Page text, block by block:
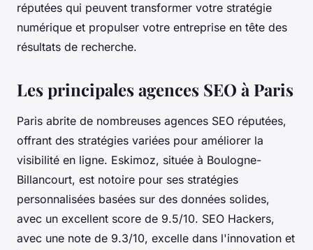
réputées qui peuvent transformer votre stratégie
numérique et propulser votre entreprise en tête des
résultats de recherche.
Les principales agences SEO à Paris
Paris abrite de nombreuses agences SEO réputées,
offrant des stratégies variées pour améliorer la
visibilité en ligne. Eskimoz, située à Boulogne-
Billancourt, est notoire pour ses stratégies
personnalisées basées sur des données solides,
avec un excellent score de 9.5/10. SEO Hackers,
avec une note de 9.3/10, excelle dans l'innovation et